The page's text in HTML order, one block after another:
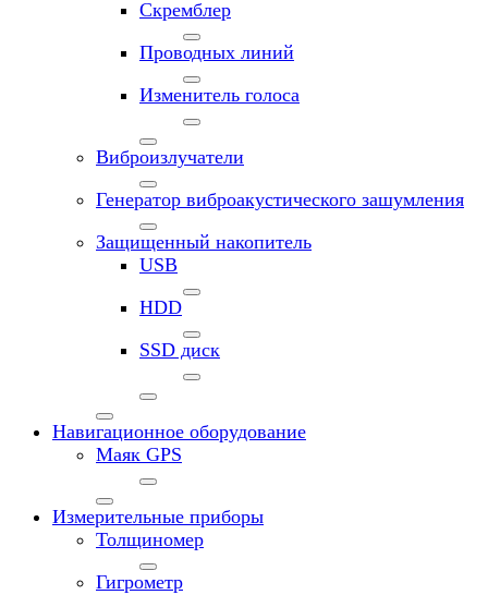
Скремблер
Проводных линий
Изменитель голоса
Виброизлучатели
Генератор виброакустического зашумления
Защищенный накопитель
USB
HDD
SSD диск
Навигационное оборудование
Маяк GPS
Измерительные приборы
Толщиномер
Гигрометр